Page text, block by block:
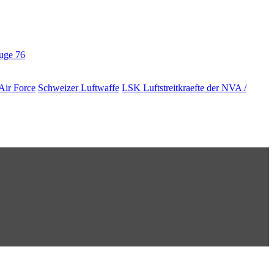
76
Force Schweizer Luftwaffe LSK Luftstreitkraefte der NVA /